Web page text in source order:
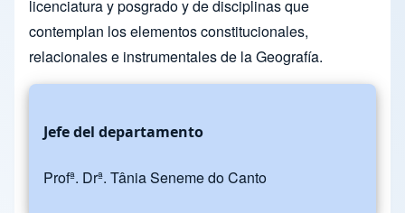
licenciatura y posgrado y de disciplinas que
contemplan los elementos constitucionales,
relacionales e instrumentales de la Geografía.
Jefe del departamento
Profª. Drª. Tânia Seneme do Canto